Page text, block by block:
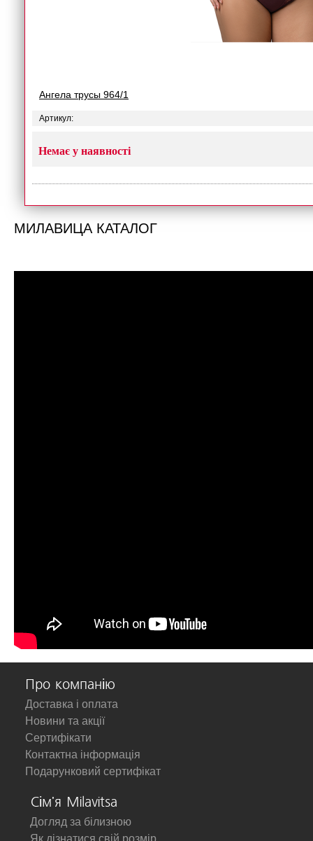
Ангела трусы 964/1
Артикул:
Немає у наявності
МИЛАВИЦА КАТАЛОГ
Про компанію
Доставка і оплата
Новини та акції
Сертифікати
Контактна інформація
Подарунковий сертифікат
Сім'я Milavitsa
Догляд за білизною
Як дізнатися свій розмір